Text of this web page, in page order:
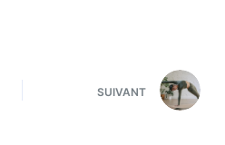
SUIVANT